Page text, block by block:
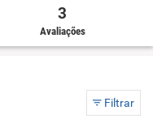
3
Avaliações
Filtrar